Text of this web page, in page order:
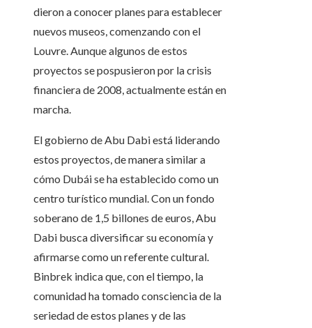
dieron a conocer planes para establecer
nuevos museos, comenzando con el
Louvre. Aunque algunos de estos
proyectos se pospusieron por la crisis
financiera de 2008, actualmente están en
marcha.
El gobierno de Abu Dabi está liderando
estos proyectos, de manera similar a
cómo Dubái se ha establecido como un
centro turístico mundial. Con un fondo
soberano de 1,5 billones de euros, Abu
Dabi busca diversificar su economía y
afirmarse como un referente cultural.
Binbrek indica que, con el tiempo, la
comunidad ha tomado consciencia de la
seriedad de estos planes y de las